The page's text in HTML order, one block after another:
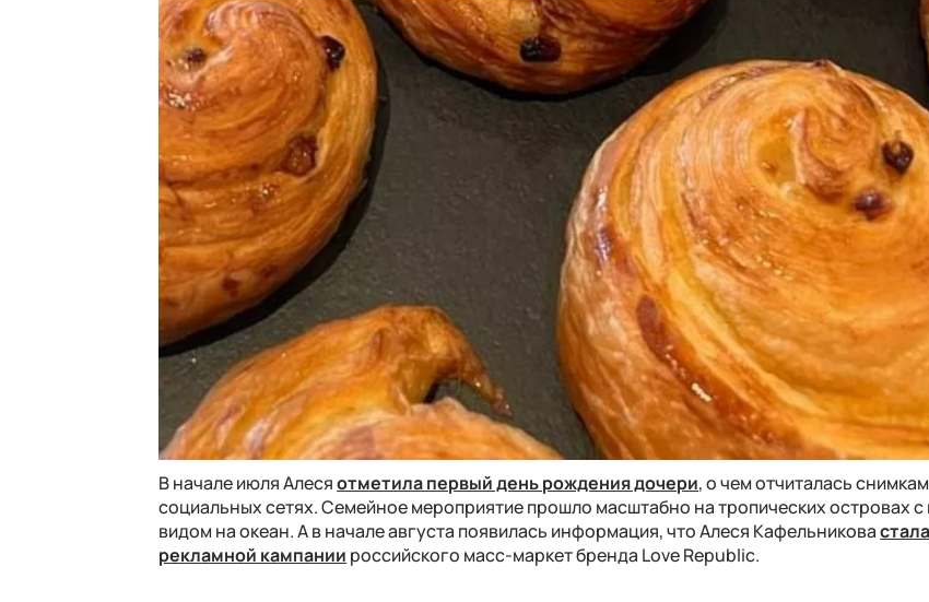
В начале июля Алесяотметила первый день рождения дочери, о чем отчиталась
социальных сетях. Семейное мероприятие прошло масштабно на тропических островах
видом на океан. А в начале августа появилась информация, что Алеся Кафельникова
рекламной кампании российского масс-маркет бренда Love Republic.